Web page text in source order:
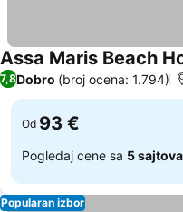
Assa Maris Beach
7,8Dobro (broj ocena: 1.794)
Od 93 €
Pogledaj cene sa 5 sajtova
Popularan izbor